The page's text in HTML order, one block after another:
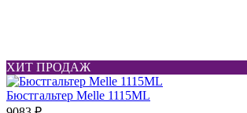
ХИТ ПРОДАЖ
Бюстгальтер Melle 1115ML